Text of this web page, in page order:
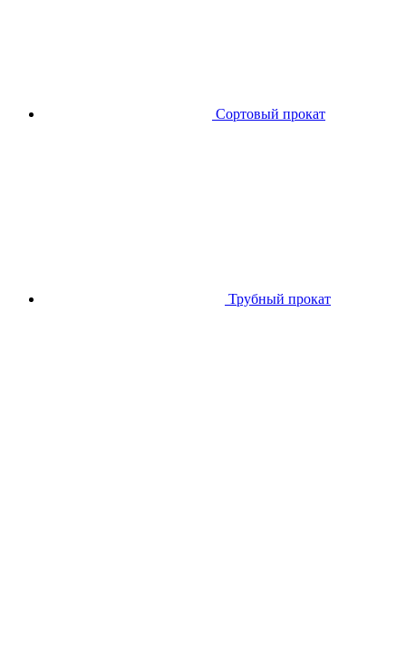
Сортовый прокат
Трубный прокат